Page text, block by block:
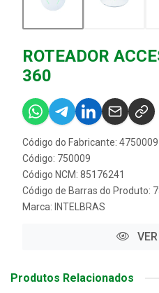
ROTEADOR
360
Código do Fabricante: 4750009
Código: 750009
Código NCM: 85176241
Código de Barras do Produto:
Marca: INTELBRAS
Produtos Relacionados